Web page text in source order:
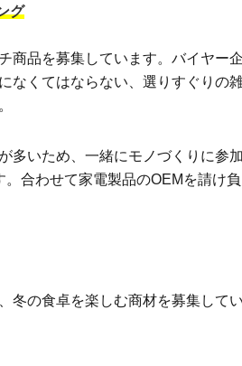
グ
商品を募集しています。バイヤー
なくてはならない、選りすぐりの
多いため、一緒にモノづくりに参
合わせて家電製品のOEMを請け
冬の食卓を楽しむ商材を募集して